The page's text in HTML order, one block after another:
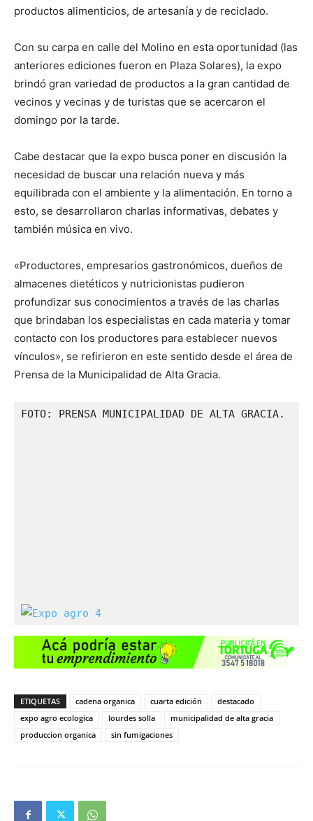
productos alimenticios, de artesanía y de reciclado.
Con su carpa en calle del Molino en esta oportunidad (las
anteriores ediciones fueron en Plaza Solares), la expo
brindó gran variedad de productos a la gran cantidad de
vecinos y vecinas y de turistas que se acercaron el
domingo por la tarde.
Cabe destacar que la expo busca poner en discusión la
necesidad de buscar una relación nueva y más
equilibrada con el ambiente y la alimentación. En torno a
esto, se desarrollaron charlas informativas, debates y
también música en vivo.
«Productores, empresarios gastronómicos, dueños de
almacenes dietéticos y nutricionistas pudieron
profundizar sus conocimientos a través de las charlas
que brindaban los especialistas en cada materia y tomar
contacto con los productores para establecer nuevos
vínculos», se refirieron en este sentido desde el área de
Prensa de la Municipalidad de Alta Gracia.
ETIQUETAS cadena organica cuarta edición
destacado
expo agro ecologica
lourdes solla
municipalidad de alta gracia
produccion organica
sin fumigaciones